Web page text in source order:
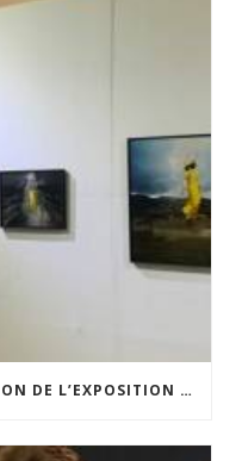
FINANCEMENT DE LA 3E ÉDITION DE L’EXPOSITION DU PRIX POUR LA PHOTOGRAPHIE PAR LE CERCLE POUR LA PHOTOGRAPHIE ET L’ART CONTEMPORAIN